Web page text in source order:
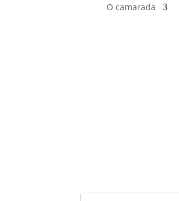
O camarada